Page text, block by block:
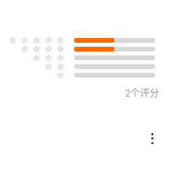
2个评分